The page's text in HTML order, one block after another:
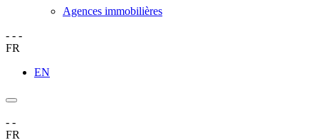
Agences immobilières
- - -
FR
EN
- -
FR